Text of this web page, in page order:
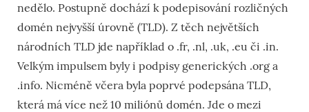
nedělo. Postupně dochází k podepisování rozličných
domén nejvyšší úrovně (TLD). Z těch největších
národních TLD jde například o .fr, .nl, .uk, .eu či .in.
Velkým impulsem byly i podpisy generických .org a
.info. Nicméně včera byla poprvé podepsána TLD,
která má více než 10 miliónů domén. Jde o mezi